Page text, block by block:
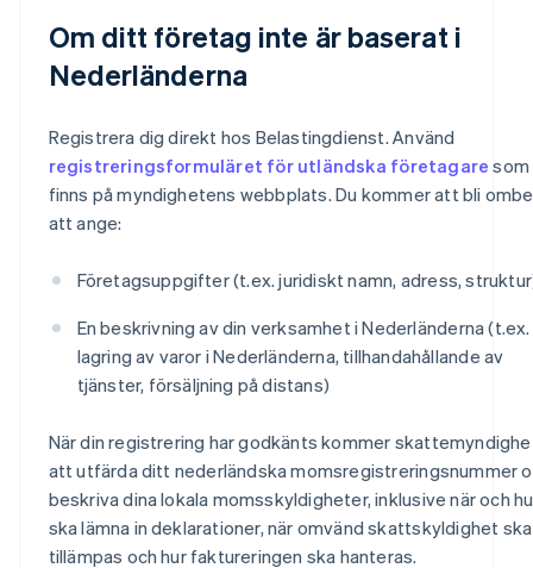
Om ditt företag inte är baserat i
Nederländerna
Registrera dig direkt hos Belastingdienst. Använd
registreringsformuläret för utländska företagare som
finns på myndighetens webbplats. Du kommer att bli
att ange:
Företagsuppgifter (t.ex. juridiskt namn, adress,
En beskrivning av din verksamhet i Nederländerna (t.ex.
lagring av varor i Nederländerna, tillhandahållande av
tjänster, försäljning på distans)
När din registrering har godkänts kommer
att utfärda ditt nederländska momsregistreringsnummer
beskriva dina lokala momsskyldigheter, inklusive när och
ska lämna in deklarationer, när omvänd skattskyldighet ska
tillämpas och hur faktureringen ska hanteras.